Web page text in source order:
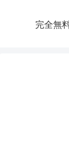
完全無